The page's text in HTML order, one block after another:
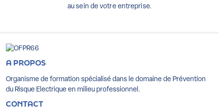
au sein de votre entreprise.
A PROPOS
Organisme de formation spécialisé dans le domaine de Prévention
du Risque Electrique en milieu professionnel.
CONTACT